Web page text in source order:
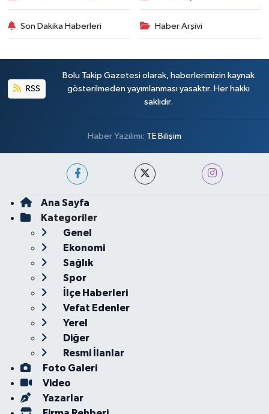
Son Dakika Haberleri Haber Arşivi
RSS
Bolu Takip Gazetesi olarak, haberlerimizin kaynak
gösterilmeden yayımlanması yasaktır. Her hakkı
saklıdır.
Haber Yazılımı: TE Bilişim
Ana Sayfa
Kategoriler
Genel
Ekonomi
Sağlık
Spor
İlçe Haberleri
Vefat Edenler
Yerel
Diğer
Resmi İlanlar
Foto Galeri
Video
Yazarlar